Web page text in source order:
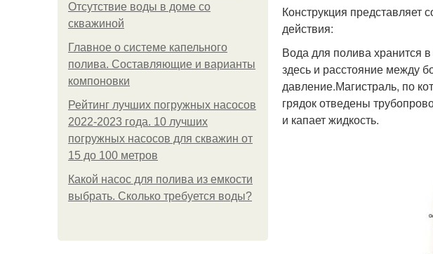
Отсутствие воды в доме со
скважиной
Главное о системе капельного
полива. Составляющие и варианты
компоновки
Рейтинг лучших погружных насосов
2022-2023 года. 10 лучших
погружных насосов для скважин от
15 до 100 метров
Какой насос для полива из емкости
выбрать. Сколько требуется воды?
Конструкция представляет
действия:
Вода для полива хранится
здесь и расстояние между
давление.Магистраль, по
грядок отведены
и капает жидкость.